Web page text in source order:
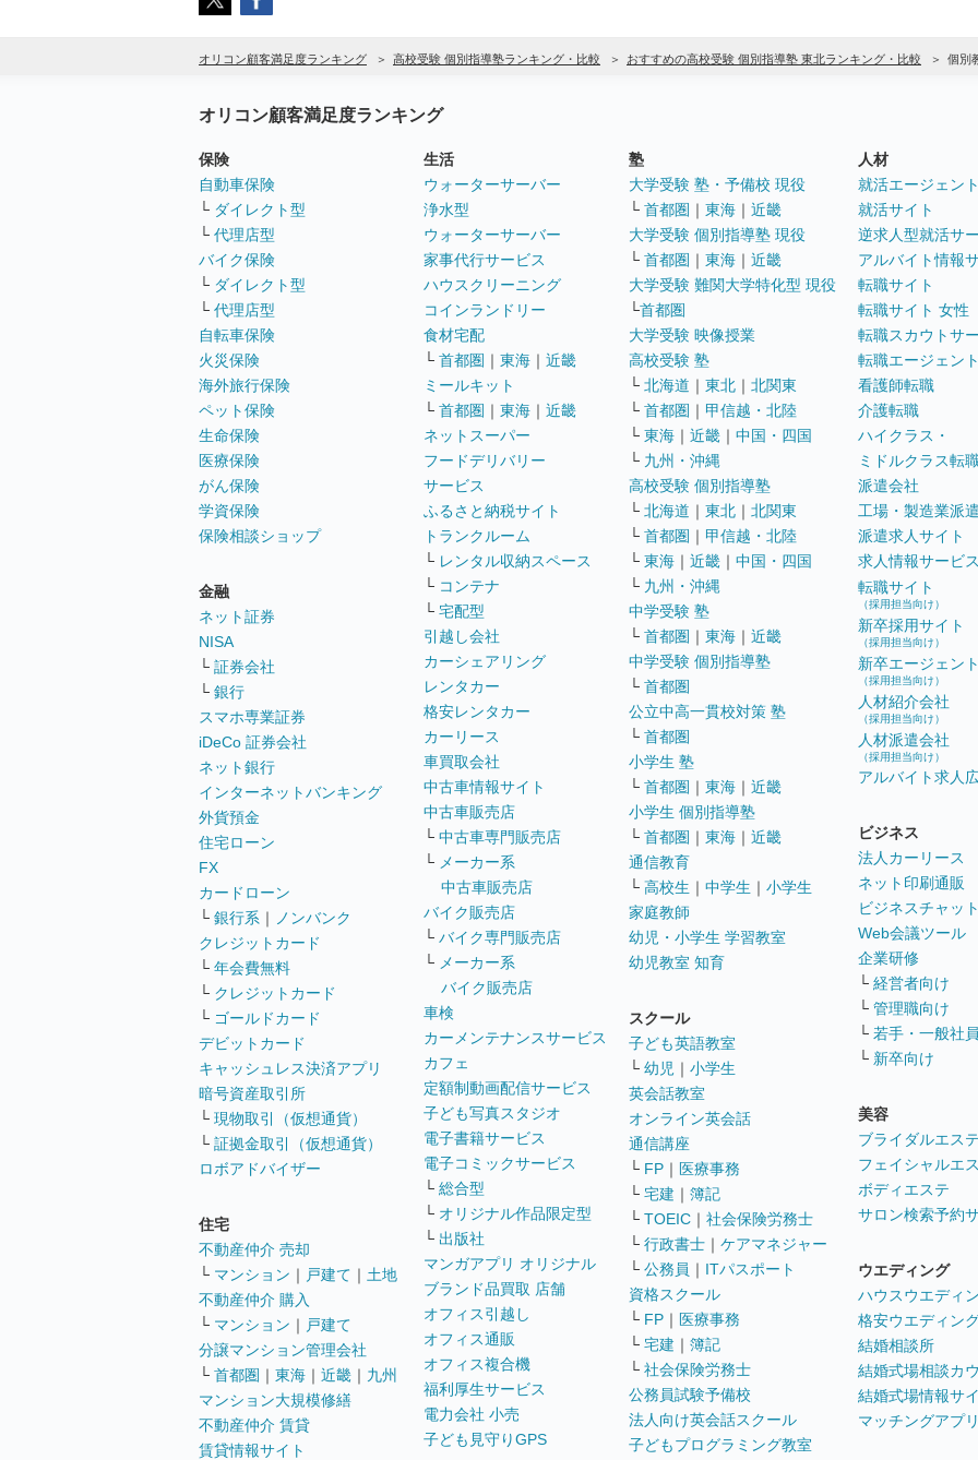
オリコン顧客満足度ランキング 高校受験 個別指導塾ランキング・比較 おすすめの高校受験 個別指導塾 東北ランキング・比較 個別
オリコン顧客満足度ランキング
保険
自動車保険
└ ダイレクト型
└ 代理店型
バイク保険
└ ダイレクト型
└ 代理店型
自転車保険
火災保険
海外旅行保険
ペット保険
生命保険
医療保険
がん保険
学資保険
保険相談ショップ
金融
ネット証券
NISA
└ 証券会社
└ 銀行
スマホ専業証券
iDeCo 証券会社
ネット銀行
インターネットバンキング
外貨預金
住宅ローン
FX
カードローン
└ 銀行系 ｜
ノンバンク
クレジットカード
└ 年会費無料
└ クレジットカード
└ ゴールドカード
デビットカード
キャッシュレス決済アプリ
暗号資産取引所
└ 現物取引（仮想通貨）
└ 証拠金取引（仮想通貨）
ロボアドバイザー
住宅
不動産仲介 売却
└ マンション ｜ 戸建て ｜ 土地
不動産仲介 購入
└ マンション ｜ 戸建て
分譲マンション管理会社
└ 首都圏 ｜ 東海 ｜ 近畿 ｜ 九州
マンション大規模修繕
不動産仲介 賃貸
賃貸情報サイト
生活
ウォーターサーバー
浄水型
ウォーターサーバー
家事代行サービス
ハウスクリーニング
コインランドリー
食材宅配
└ 首都圏 ｜ 東海 ｜ 近畿
ミールキット
└ 首都圏 ｜ 東海 ｜ 近畿
ネットスーパー
フードデリバリー
サービス
ふるさと納税サイト
トランクルーム
└ レンタル収納スペース
└ コンテナ
└ 宅配型
引越し会社
カーシェアリング
レンタカー
格安レンタカー
カーリース
車買取会社
中古車情報サイト
中古車販売店
└ 中古車専門販売店
└ メーカー系
中古車販売店
バイク販売店
└ バイク専門販売店
└ メーカー系
バイク販売店
車検
カーメンテナンスサービス
カフェ
定額制動画配信サービス
子ども写真スタジオ
電子書籍サービス
電子コミックサービス
└ 総合型
└ オリジナル作品限定型
└ 出版社
マンガアプリ オリジナル
ブランド品買取 店舗
オフィス引越し
オフィス通販
オフィス複合機
福利厚生サービス
電力会社 小売
子ども見守りGPS
塾
大学受験 塾・予備校 現役
└ 首都圏 ｜ 東海 ｜ 近畿
大学受験 個別指導塾 現役
└ 首都圏 ｜ 東海 ｜ 近畿
大学受験 難関大学特化型 現役
└首都圏
大学受験 映像授業
高校受験 塾
└ 北海道 ｜ 東北 ｜ 北関東
└ 首都圏 ｜ 甲信越・北陸
└ 東海 ｜ 近畿 ｜ 中国・四国
└ 九州・沖縄
高校受験 個別指導塾
└ 北海道 ｜ 東北 ｜ 北関東
└ 首都圏 ｜ 甲信越・北陸
└ 東海 ｜ 近畿 ｜ 中国・四国
└ 九州・沖縄
中学受験 塾
└ 首都圏 ｜ 東海 ｜ 近畿
中学受験 個別指導塾
└ 首都圏
公立中高一貫校対策 塾
└ 首都圏
小学生 塾
└ 首都圏 ｜ 東海 ｜ 近畿
小学生 個別指導塾
└ 首都圏 ｜ 東海 ｜ 近畿
通信教育
└ 高校生 ｜ 中学生 ｜ 小学生
家庭教師
幼児・小学生 学習教室
幼児教室 知育
スクール
子ども英語教室
└ 幼児 ｜ 小学生
英会話教室
オンライン英会話
通信講座
└ FP ｜ 医療事務
└ 宅建 ｜ 簿記
└ TOEIC ｜ 社会保険労務士
└ 行政書士 ｜ ケアマネジャー
└ 公務員 ｜ ITパスポート
資格スクール
└ FP ｜ 医療事務
└ 宅建 ｜ 簿記
└ 社会保険労務士
公務員試験予備校
法人向け英会話スクール
子どもプログラミング教室
人材
就活エージェント
就活サイト
逆求人型就活サ
アルバイト情報
転職サイト
転職サイト 女性
転職スカウトサ
転職エージェント
看護師転職
介護転職
ハイクラス・
ミドルクラス転
派遣会社
工場・製造業派遣
派遣求人サイト
求人情報サービス
転職サイト
（採用担当向け）
新卒採用サイト
（採用担当向け）
新卒エージェント
（採用担当向け）
人材紹介会社
（採用担当向け）
人材派遣会社
（採用担当向け）
アルバイト求人
ビジネス
法人カーリース
ネット印刷通販
ビジネスチャッ
Web会議ツール
企業研修
└ 経営者向け
└ 管理職向け
└ 若手・一般社
└ 新卒向け
美容
ブライダルエステ
フェイシャルエ
ボディエステ
サロン検索予約
ウエディング
ハウスウエディ
格安ウエディン
結婚相談所
結婚式場相談カ
結婚式場情報サ
マッチングアプリ